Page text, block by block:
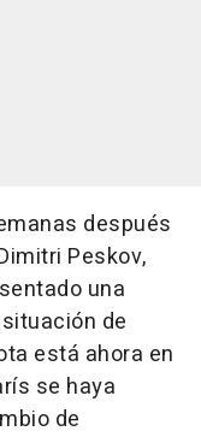
después
Peskov,
una
de
está ahora en
se haya
de